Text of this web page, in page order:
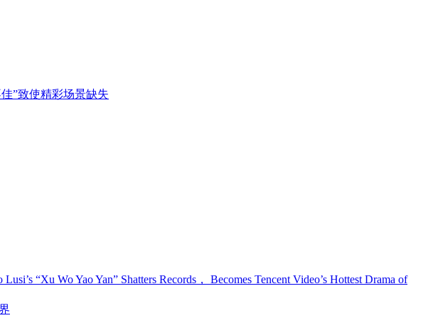
”致使精彩场景缺失
Lusi’s “Xu Wo Yao Yan” Shatters Records， Becomes Tencent Video’s Hottest Drama of